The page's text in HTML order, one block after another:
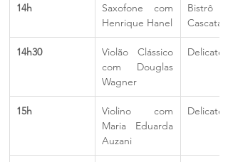
14h
Saxofone com
Henrique Hanel
Cascata
14h30
Violão Clássico
com Douglas
Wagner
15h
Violino com
Maria Eduarda
Auzani